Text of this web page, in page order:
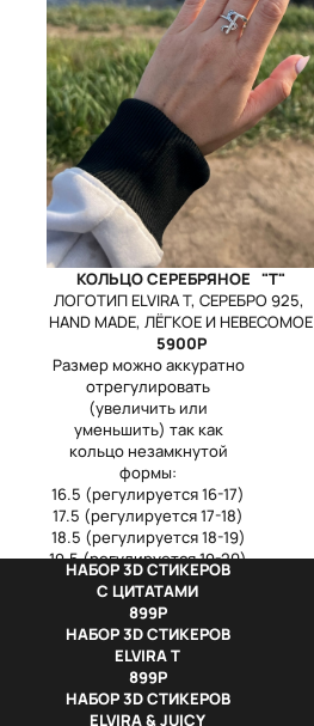
КОЛЬЦО CЕРЕБРЯНОЕ "Т"
ЛОГОТИП ELVIRA T, СЕРЕБРО 925,
HAND MADE, ЛЁГКОЕ И НЕВЕСОМОЕ
5900Р
Размер можно аккуратно
отрегулировать
(увеличить или
уменьшить) так как
кольцо незамкнутой
формы:
16.5 (регулируется 16-17)
17.5 (регулируется 17-18)
18.5 (регулируется 18-19)
19.5 (регулируется 19-20)
20.5 (регулируется 20-21)
21.5 (регулируется 21-22)
НАБОР 3D СТИКЕРОВ
​С ЦИТАТАМИ
899Р
НАБОР 3D СТИКЕРОВ
ELVIRA T
899Р
НАБОР 3D СТИКЕРОВ
ELVIRA & JUICY